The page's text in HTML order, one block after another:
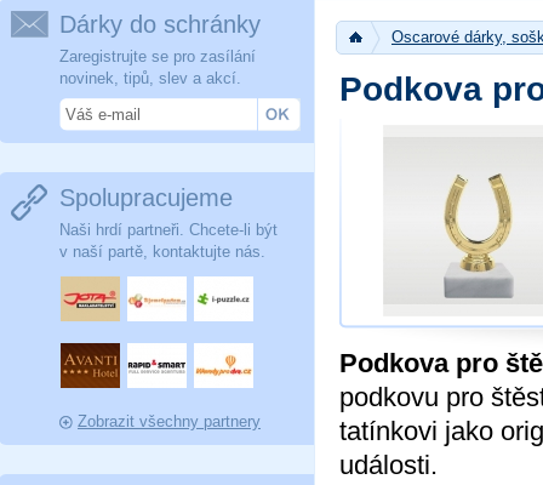
Oscarové dárky,
Podkova
Podkova pro
podkovu pro
tatínkovi jako
události.
Dárky do schránky
Zaregistrujte se pro zasílání
novinek, tipů, slev a akcí.
Spolupracujeme
Naši hrdí partneři. Chcete-li být
v naší partě, kontaktujte nás.
Zobrazit všechny partnery